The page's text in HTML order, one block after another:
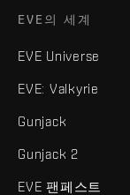
EVE의 세계
EVE Universe
EVE: Valkyrie
Gunjack
Gunjack 2
EVE 팬페스트